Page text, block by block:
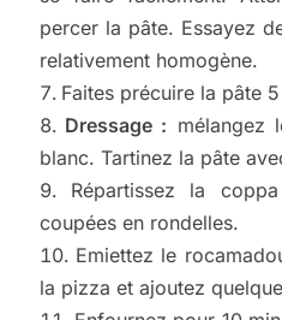
percer la pâte. Essayez
relativement homogène.
Faites précuire la pâte
Dressage : mélangez
blanc. Tartinez la pâte
Répartissez la
coupées en rondelles.
Emiettez le
la pizza et ajoutez